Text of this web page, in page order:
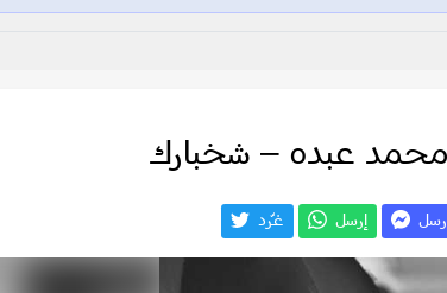
محمد عبده – شخبارك
إرسل غـّرد